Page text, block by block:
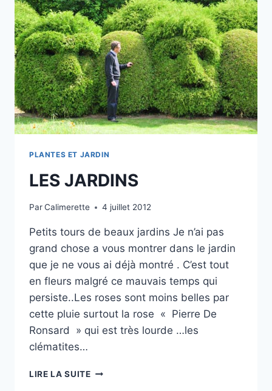
PLANTES ET JARDIN
LES JARDINS
ParCalimerette 4 juillet 2012
Petits tours de beaux jardins Je n’ai pas
grand chose a vous montrer dans le jardin
que je ne vous ai déjà montré . C’est tout
en fleurs malgré ce mauvais temps qui
persiste..Les roses sont moins belles par
cette pluie surtout la rose « Pierre De
Ronsard » qui est très lourde …les
clématites…
LIRE LA SUITELES